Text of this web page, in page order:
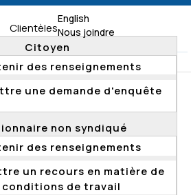
English
Nous joindre
Clientèles
Citoyen
des renseignements
une demande d'enquête
non syndiqué
des renseignements
un recours en matière de
conditions de travail
Fonctionnaire non syndiqué